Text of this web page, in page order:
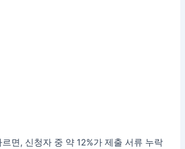
면, 신청자 중 약 12%가 제출 서류 누락